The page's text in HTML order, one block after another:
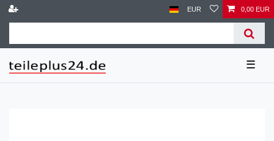
EUR 0,00 EUR
☰